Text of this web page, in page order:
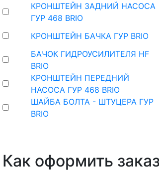
КРОНШТЕЙН ЗАДНИЙ НАСОСА
ГУР 468 BRIO
КРОНШТЕЙН БАЧКА ГУР BRIO
БАЧОК ГИДРОУСИЛИТЕЛЯ HF
BRIO
КРОНШТЕЙН ПЕРЕДНИЙ
НАСОСА ГУР 468 BRIO
ШАЙБА БОЛТА - ШТУЦЕРА ГУР
BRIO
Как оформить